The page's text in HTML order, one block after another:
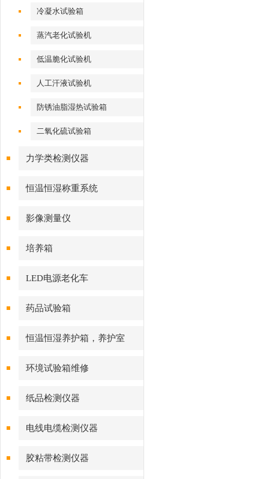
冷凝水试验箱
蒸汽老化试验机
低温脆化试验机
人工汗液试验机
防锈油脂湿热试验箱
二氧化硫试验箱
力学类检测仪器
恒温恒湿称重系统
影像测量仪
培养箱
LED电源老化车
药品试验箱
恒温恒湿养护箱，养护室
环境试验箱维修
纸品检测仪器
电线电缆检测仪器
胶粘带检测仪器